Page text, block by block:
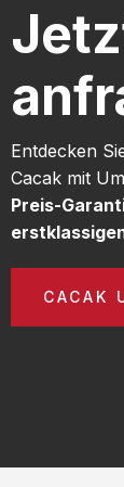
Entdecken
Cacak mit
Preis-
CACAK